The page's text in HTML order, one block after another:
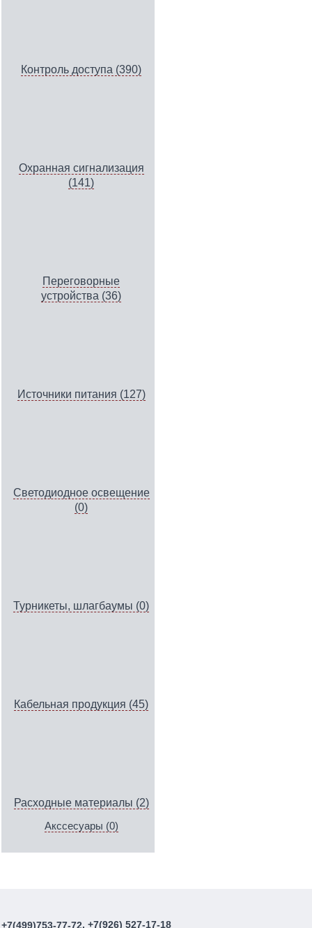
Контроль доступа (390)
Охранная сигнализация
(141)
Переговорные
устройства (36)
Источники питания (127)
Светодиодное освещение
(0)
Турникеты, шлагбаумы (0)
Кабельная продукция (45)
Расходные материалы (2)
Акссесуары (0)
+7(499)753-77-72, +7(926) 527-17-18